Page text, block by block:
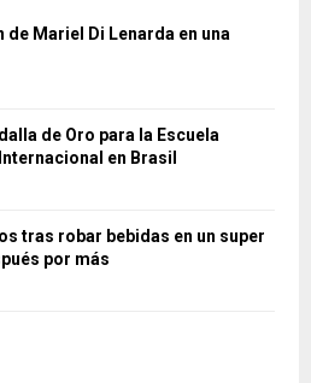
Mariel Di Lenarda en una
de Oro para la Escuela
en Brasil
tras robar bebidas en un super
por más